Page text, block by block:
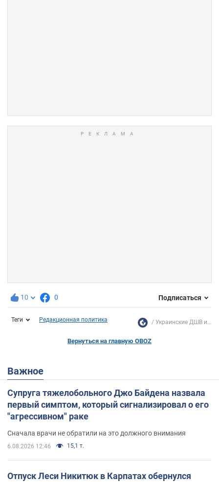
10 0 Подписаться
Теги Редакционная политика Украинские ДШВ и...
Вернуться на главную OBOZ
Важное
Супруга тяжелобольного Джо Байдена назвала
первый симптом, который сигнализировал о его
"агрессивном" раке
Сначала врачи не обратили на это должного внимания
6.08.2026 12:46 15,1 т.
Отпуск Леси Никитюк в Карпатах обернулся